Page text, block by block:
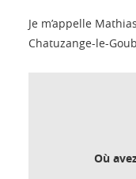
Je m’appelle
Chatuzange-le-
Où